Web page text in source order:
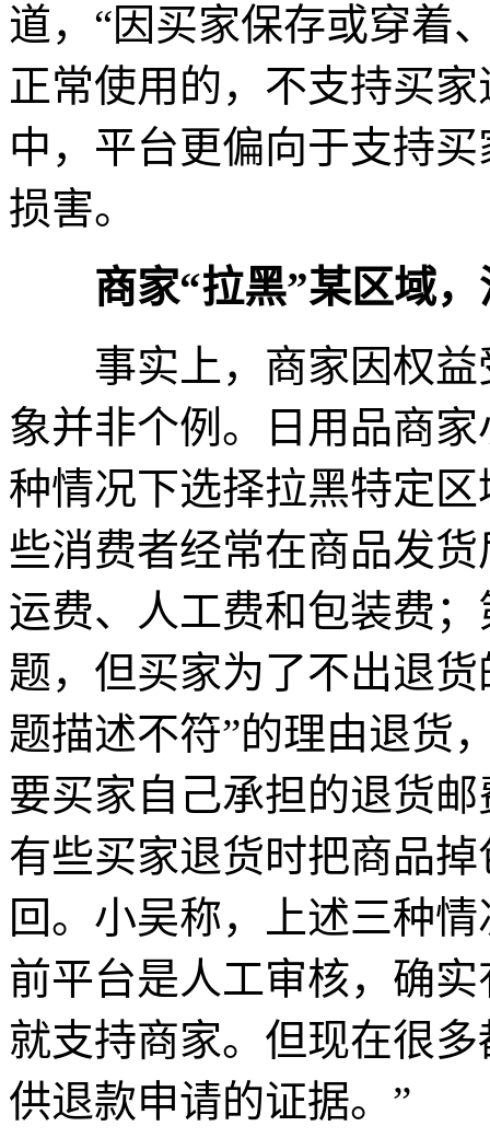
道，“因买家保存或穿着
正常使用的，不支持买
中，平台更偏向于支持
损害。
商家“拉黑”某区域
事实上，商家因权益
象并非个例。日用品商
种情况下选择拉黑特定
些消费者经常在商品发
运费、人工费和包装费
题，但买家为了不出退
题描述不符”的理由退货
要买家自己承担的退货
有些买家退货时把商品
回。小吴称，上述三种
前平台是人工审核，确
就支持商家。但现在很
供退款申请的证据。”